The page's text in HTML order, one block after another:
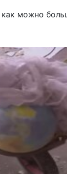
как можно